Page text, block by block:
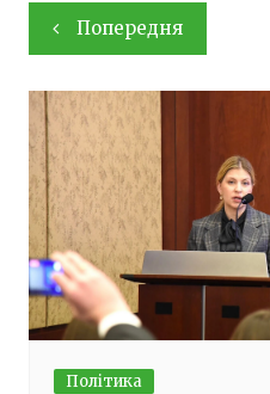
Навігація
записів
Попередня
Політика